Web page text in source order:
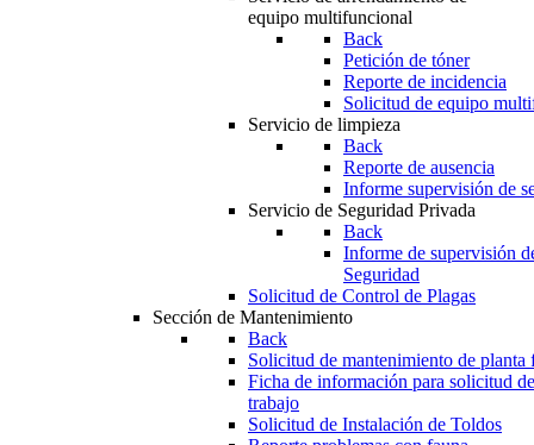
equipo multifuncional
Back
Petición de tóner
Reporte de incidencia
Solicitud de equipo
Servicio de limpieza
Back
Reporte de ausencia
Informe supervisión de
Servicio de Seguridad Privada
Back
Informe de supervisión
Seguridad
Solicitud de Control de Plagas
Sección de Mantenimiento
Back
Solicitud de mantenimiento de planta
Ficha de información para solicitud
trabajo
Solicitud de Instalación de Toldos